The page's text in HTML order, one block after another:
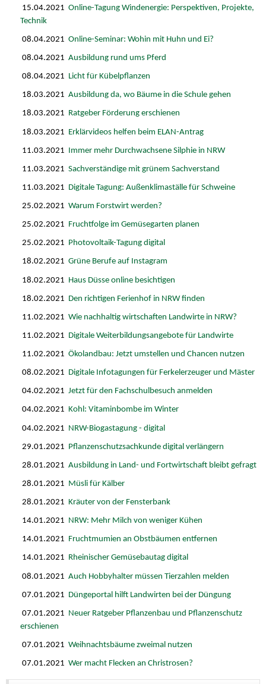
15.04.2021Online-Tagung Windenergie: Perspektiven, Projekte,
Technik
08.04.2021Online-Seminar: Wohin mit Huhn und Ei?
08.04.2021Ausbildung rund ums Pferd
08.04.2021 Licht für Kübelpflanzen
18.03.2021Ausbildung da, wo Bäume in die Schule gehen
18.03.2021 Ratgeber Förderung erschienen
18.03.2021 Erklärvideos helfen beim ELAN-Antrag
11.03.2021 Immer mehr Durchwachsene Silphie in NRW
11.03.2021Sachverständige mit grünem Sachverstand
11.03.2021 Digitale Tagung: Außenklimaställe für Schweine
25.02.2021Warum Forstwirt werden?
25.02.2021 Fruchtfolge im Gemüsegarten planen
25.02.2021 Photovoltaik-Tagung digital
18.02.2021Grüne Berufe auf Instagram
18.02.2021 Haus Düsse online besichtigen
18.02.2021 Den richtigen Ferienhof in NRW finden
11.02.2021Wie nachhaltig wirtschaften Landwirte in NRW?
11.02.2021 Digitale Weiterbildungsangebote für Landwirte
11.02.2021Ökolandbau: Jetzt umstellen und Chancen nutzen
08.02.2021 Digitale Infotagungen für Ferkelerzeuger und Mäster
04.02.2021Jetzt für den Fachschulbesuch anmelden
04.02.2021Kohl: Vitaminbombe im Winter
04.02.2021 NRW-Biogastagung - digital
29.01.2021 Pflanzenschutzsachkunde digital verlängern
28.01.2021Ausbildung in Land- und Fortwirtschaft bleibt gefragt
28.01.2021 Müsli für Kälber
28.01.2021Kräuter von der Fensterbank
14.01.2021 NRW: Mehr Milch von weniger Kühen
14.01.2021 Fruchtmumien an Obstbäumen entfernen
14.01.2021 Rheinischer Gemüsebautag digital
08.01.2021Auch Hobbyhalter müssen Tierzahlen melden
07.01.2021 Düngeportal hilft Landwirten bei der Düngung
07.01.2021 Neuer Ratgeber Pflanzenbau und Pflanzenschutz
erschienen
07.01.2021Weihnachtsbäume zweimal nutzen
07.01.2021Wer macht Flecken an Christrosen?